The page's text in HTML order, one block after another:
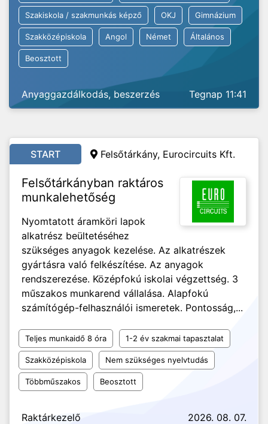
Szakiskola / szakmunkás képző OKJ Gimnázium
Szakközépiskola Angol Német Általános
Beosztott
Anyaggazdálkodás, beszerzés Tegnap 11:41
START Felsőtárkány, Eurocircuits Kft.
Felsőtárkányban raktáros
munkalehetőség
Nyomtatott áramköri lapok
alkatrész beültetéséhez
szükséges anyagok kezelése. Az alkatrészek
gyártásra való felkészítése. Az anyagok
rendszerezése. Középfokú iskolai végzettség. 3
műszakos munkarend vállalása. Alapfokú
számítógép-felhasználói ismeretek. Pontosság,...
Teljes munkaidő 8 óra 1-2 év szakmai tapasztalat
Szakközépiskola Nem szükséges nyelvtudás
Többműszakos Beosztott
Raktárkezelő 2026. 08. 07.